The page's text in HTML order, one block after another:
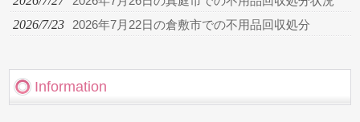
2026/7/23 2026年7月22日の倉敷市での不用品回収処分
Information